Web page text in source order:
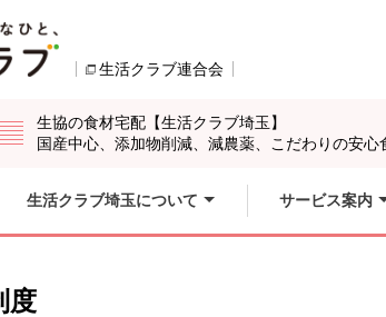
生活クラブ連合会
生協の食材宅配【生活クラブ埼玉】
国産中心、添加物削減、減農薬、こだわりの安心
生活クラブ埼玉について サービス案内
度